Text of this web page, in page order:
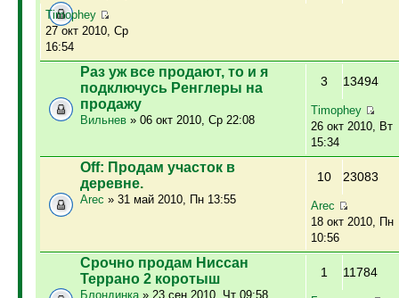
Timophey
27 окт 2010, Ср
16:54
Раз уж все продают, то и я
подключусь Ренглеры на
продажу
Вильнев» 06 окт 2010, Ср 22:08
3 13494
Timophey
26 окт 2010, Вт
15:34
Off: Продам участок в
деревне.
Arec » 31 май 2010, Пн 13:55
10 23083
Arec
18 окт 2010, Пн
10:56
Срочно продам Ниссан
Террано 2 коротыш
Блондинка» 23 сен 2010, Чт 09:58
1 11784